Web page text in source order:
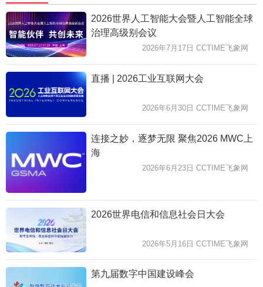
2026世界人工智能大会暨人工智能全球
治理高级别会议
2026年7月17日 CCTIME飞象网
直播 | 2026工业互联网大会
2026年6月30日 CCTIME飞象网
连接之妙，逐梦无限 聚焦2026 MWC上
海
2026年6月23日 CCTIME飞象网
2026世界电信和信息社会日大会
2026年5月16日 CCTIME飞象网
第九届数字中国建设峰会